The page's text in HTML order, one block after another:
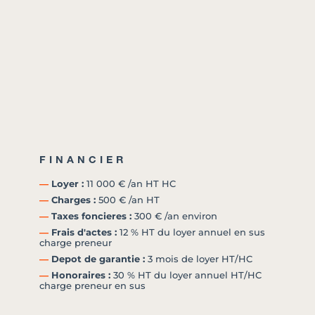
FINANCIER
― Loyer : 11 000 € /an HT HC
― Charges : 500 € /an HT
― Taxes foncieres : 300 € /an environ
― Frais d'actes : 12 % HT du loyer annuel en sus
charge preneur
― Depot de garantie : 3 mois de loyer HT/HC
― Honoraires : 30 % HT du loyer annuel HT/HC
charge preneur en sus